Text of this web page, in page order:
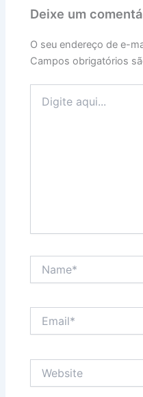
Deixe um
O seu endereço de e-
Campos obrigatórios
aqui...